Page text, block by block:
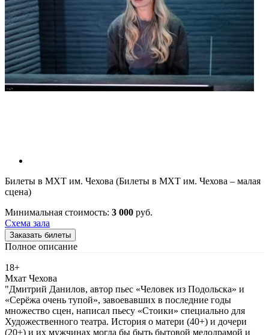
Билеты в МХТ им. Чехова (Билеты в МХТ им. Чехова – малая
сцена)
Минимальная стоимость: 3 000 руб.
Схема зала
Заказать билеты
Полное описание
18+
Мхат Чехова
"Дмитрий Данилов, автор пьес «Человек из Подольска» и
«Серёжа очень тупой», завоевавших в последние годы
множество сцен, написал пьесу «Стоики» специально для
Художественного театра. История о матери (40+) и дочери
(20+) и их мужчинах могла бы быть бытовой мелодрамой и